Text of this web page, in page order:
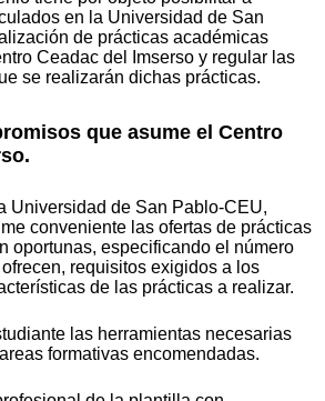
en la Universidad de San
de prácticas académicas
Ceadac del Imserso y regular las
se realizarán dichas prácticas.
que asume el Centro
de San Pablo-CEU,
conveniente las ofertas de prácticas
oportunas, especificando el número
requisitos exigidos a los
de las prácticas a realizar.
las herramientas necesarias
formativas encomendadas.